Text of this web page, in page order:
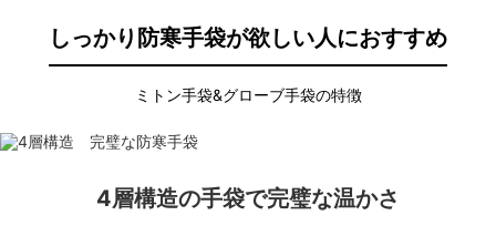
しっかり防寒手袋が欲しい人におすすめ
ミトン手袋&グローブ手袋の特徴
4層構造の手袋で完璧な温かさ